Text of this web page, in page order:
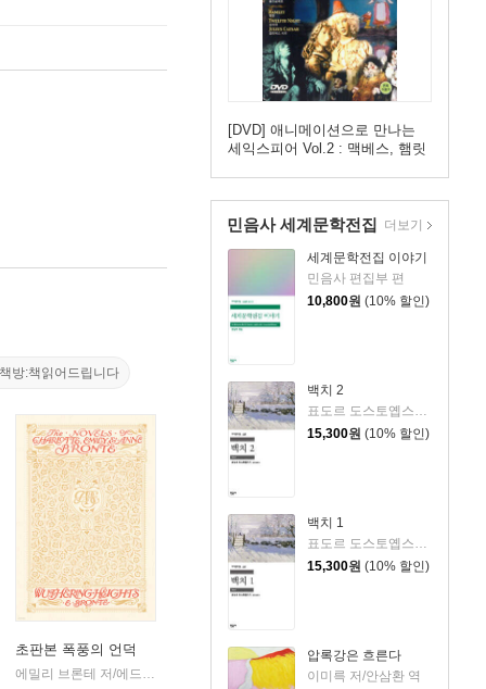
[DVD] 애니메이션으로 만나는
세익스피어 Vol.2 : 맥베스, 햄릿
민음사 세계문학전집
세계문학전집 이야기
민음사 편집부 편
10,800원 (10% 할인)
백치 2
표도르 도스토옙스키 저/김연경 역
15,300원 (10% 할인)
백치 1
표도르 도스토옙스키 저/김연경 역
15,300원 (10% 할인)
압록강은 흐른다
이미륵 저/안삼환 역
더보기
방:책읽어드립니다
초판본 폭풍의 언덕
에밀리 브론테 저/에드먼드 뒬라크 그림/김명신 역
더스토리